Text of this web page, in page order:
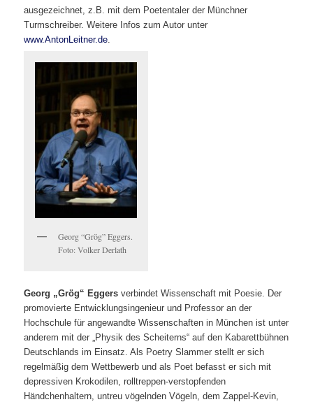
ausgezeichnet, z.B. mit dem Poetentaler der Münchner
Turmschreiber. Weitere Infos zum Autor unter
www.AntonLeitner.de.
Georg “Grög” Eggers.
Foto: Volker Derlath
Georg „Grög“ Eggers verbindet Wissenschaft mit Poesie. Der
promovierte Entwicklungsingenieur und Professor an der
Hochschule für angewandte Wissenschaften in München ist unter
anderem mit der „Physik des Scheiterns“ auf den Kabarettbühnen
Deutschlands im Einsatz. Als Poetry Slammer stellt er sich
regelmäßig dem Wettbewerb und als Poet befasst er sich mit
depressiven Krokodilen, rolltreppen-verstopfenden
Händchenhaltern, untreu vögelnden Vögeln, dem Zappel-Kevin,